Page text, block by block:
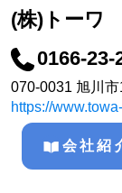
(株)トーワ
0166-23-
070-0031 旭川
https://
会社紹